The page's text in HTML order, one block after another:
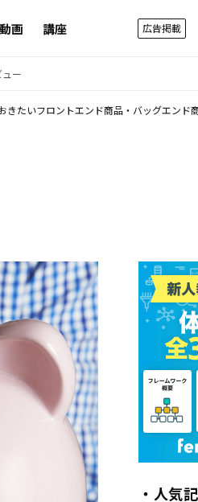
動画 講座 広告掲載
ー
きたいフロントエンド商品・バッグエンド
・人気